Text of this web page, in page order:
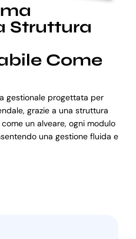
Struttura
Come
gestionale progettata per
grazie a una struttura
un alveare, ogni modulo
una gestione fluida e